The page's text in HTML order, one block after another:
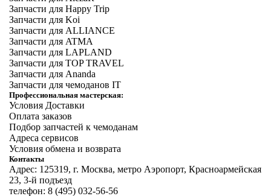
Запчасти для Happy Trip
Запчасти для Koi
Запчасти для ALLIANCE
Запчасти для ATMA
Запчасти для LAPLAND
Запчасти для TOP TRAVEL
Запчасти для Ananda
Запчасти для чемоданов IT
Профессиональная мастерская:
Условия Доставки
Оплата заказов
Подбор запчастей к чемоданам
Адреса сервисов
Условия обмена и возврата
Контакты
Адрес: 125319, г. Москва, метро Аэропорт, Красноармейская
23, 3-й подъезд
телефон: 8 (495) 032-56-56